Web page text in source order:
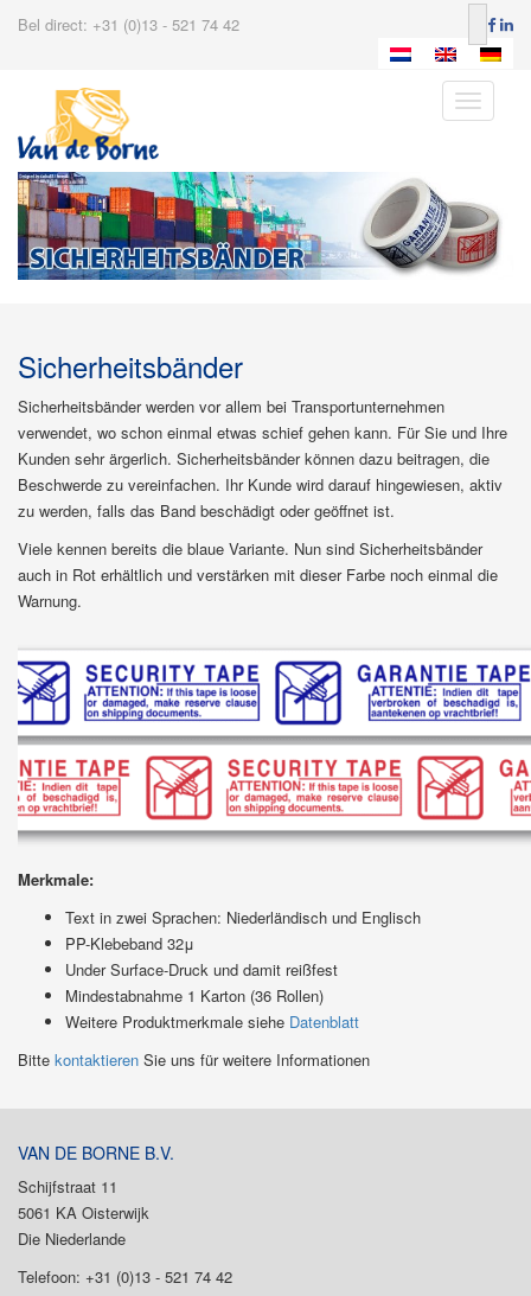
Bel direct: +31 (0)13 - 521 74 42
Toggle
Sicherheitsbänder
Sicherheitsbänder werden vor allem bei Transportunternehmen
verwendet, wo schon einmal etwas schief gehen kann. Für Sie und Ihre
Kunden sehr ärgerlich. Sicherheitsbänder können dazu beitragen, die
Beschwerde zu vereinfachen. Ihr Kunde wird darauf hingewiesen, aktiv
zu werden, falls das Band beschädigt oder geöffnet ist.
Viele kennen bereits die blaue Variante. Nun sind Sicherheitsbänder
auch in Rot erhältlich und verstärken mit dieser Farbe noch einmal die
Warnung.
Merkmale:
Text in zwei Sprachen: Niederländisch und Englisch
PP-Klebeband 32μ
Under Surface-Druck und damit reißfest
Mindestabnahme 1 Karton (36 Rollen)
Weitere Produktmerkmale siehe Datenblatt
Bitte kontaktieren Sie uns für weitere Informationen
VAN DE BORNE B.V.
Schijfstraat 11
5061 KA Oisterwijk
Die Niederlande
Telefoon: +31 (0)13 - 521 74 42